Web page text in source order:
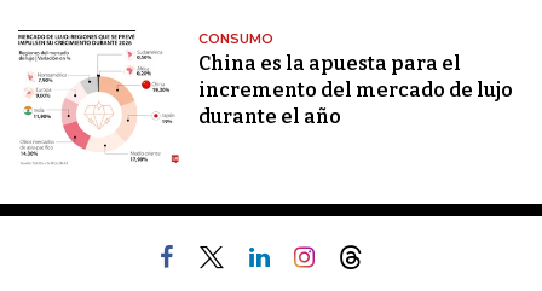
CONSUMO
China es la apuesta para el
incremento del mercado de lujo
durante el año